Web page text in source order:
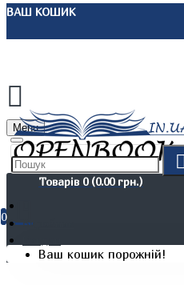
ВАШ КОШИК
Menu
Товарів 0 (0.00 грн.)
0
Ваш кошик порожній!
Виробник